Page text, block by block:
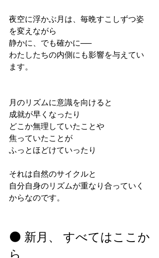
夜空に浮かぶ月は、毎晩すこしずつ姿
を変えながら
静かに、でも確かに──
わたしたちの内側にも影響を与えてい
ます。
月のリズムに意識を向けると
成就が早くなったり
どこか無理していたことや
焦っていたことが
ふっとほどけていったり
それは自然のサイクルと
自分自身のリズムが重なり合っていく
からなのです。
🌑 新月、 すべてはここか
ら